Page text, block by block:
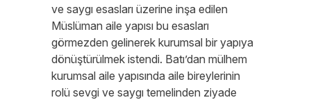
ve saygı esasları üzerine inşa edilen
Müslüman aile yapısı bu esasları
görmezden gelinerek kurumsal bir yapıya
dönüştürülmek istendi. Batı’dan mülhem
kurumsal aile yapısında aile bireylerinin
rolü sevgi ve saygı temelinden ziyade